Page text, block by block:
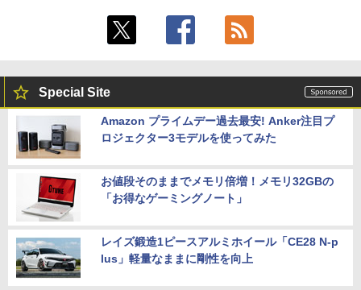
Special Site
Amazon プライムデー過去最安! Anker注目プ
ロジェクター3モデルを使ってみた
お値段そのままでメモリ倍増！メモリ32GBの
「お得なゲーミングノート」
レイズ鍛造1ピースアルミホイール「CE28 N-p
lus」軽量なままに剛性を向上